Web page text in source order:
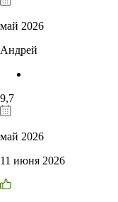
май 2026
Андрей
9,7
май 2026
11 июня 2026